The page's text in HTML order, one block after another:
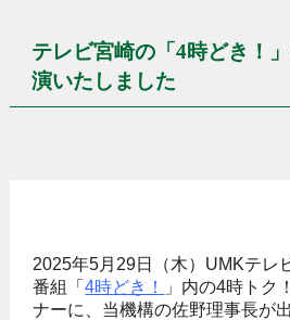
テレビ宮崎の「4時どき！
演いたしました
2025年5月29日（木）UMKテレ
番組「4時どき！
」内の4時トク
ナーに、当機構の佐野理事長が